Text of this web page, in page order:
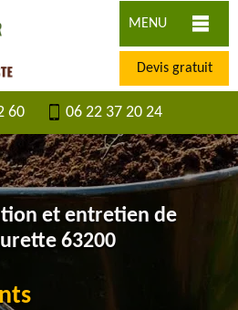
MENU
Devis gratuit
60 06 22 37 20 24
et entretien de
63200